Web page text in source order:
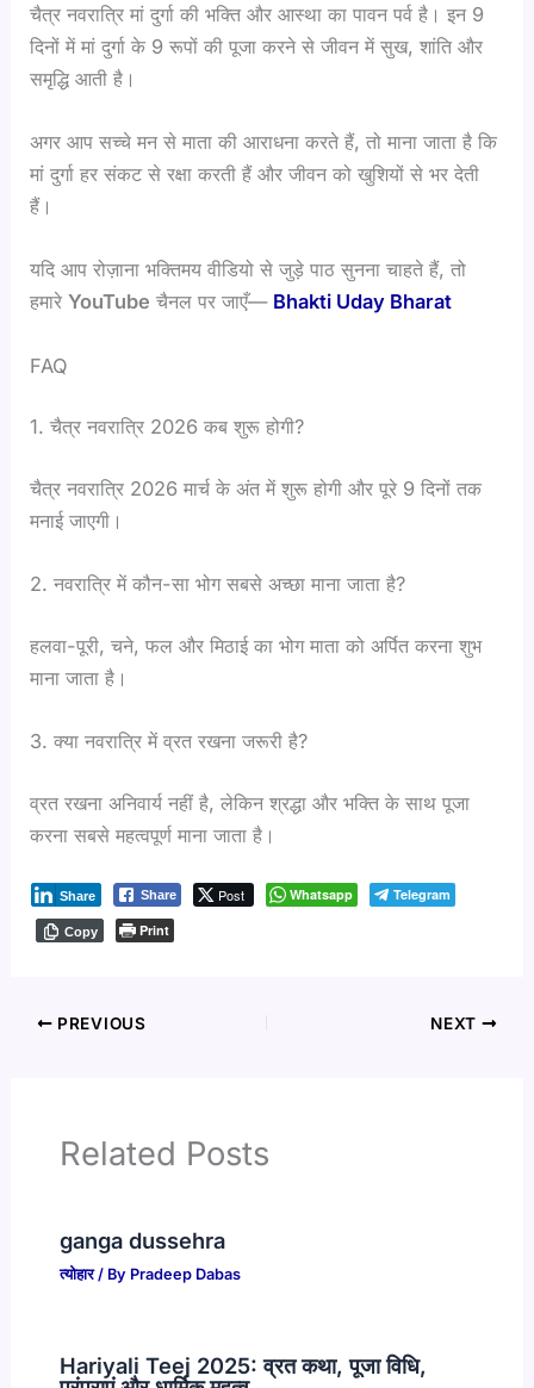
चैत्र नवरात्रि मां दुर्गा की भक्ति और आस्था का पावन पर्व है। इन 9
दिनों में मां दुर्गा के 9 रूपों की पूजा करने से जीवन में सुख, शांति और
समृद्धि आती है।
अगर आप सच्चे मन से माता की आराधना करते हैं, तो माना जाता है कि
मां दुर्गा हर संकट से रक्षा करती हैं और जीवन को खुशियों से भर देती
हैं।
यदि आप रोज़ाना भक्तिमय वीडियो से जुड़े पाठ सुनना चाहते हैं, तो
हमारेYouTube चैनल पर जाएँ— Bhakti Uday Bharat
FAQ
1. चैत्र नवरात्रि 2026 कब शुरू होगी?
चैत्र नवरात्रि 2026 मार्च के अंत में शुरू होगी और पूरे 9 दिनों तक
मनाई जाएगी।
2. नवरात्रि में कौन-सा भोग सबसे अच्छा माना जाता है?
हलवा-पूरी, चने, फल और मिठाई का भोग माता को अर्पित करना शुभ
माना जाता है।
3. क्या नवरात्रि में व्रत रखना जरूरी है?
व्रत रखना अनिवार्य नहीं है, लेकिन श्रद्धा और भक्ति के साथ पूजा
करना सबसे महत्वपूर्ण माना जाता है।
Share Post
Share Whatsapp Telegram
Copy Print
PREVIOUS NEXT
Related Posts
ganga dussehra
त्योहार/ By Pradeep Dabas
Hariyali Teej 2025: व्रत कथा, पूजा विधि,